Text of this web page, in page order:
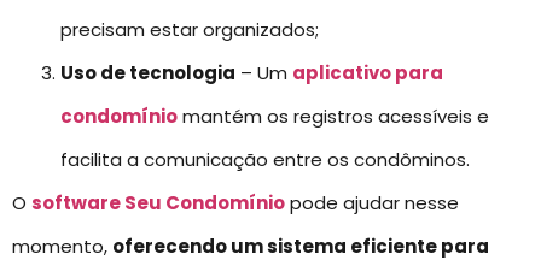
precisam estar organizados;
Uso de tecnologia – Um aplicativo para
condomíniomantém os registros acessíveis e
facilita a comunicação entre os condôminos.
O software Seu Condomíniopode ajudar nesse
momento, oferecendo um sistema eficiente para